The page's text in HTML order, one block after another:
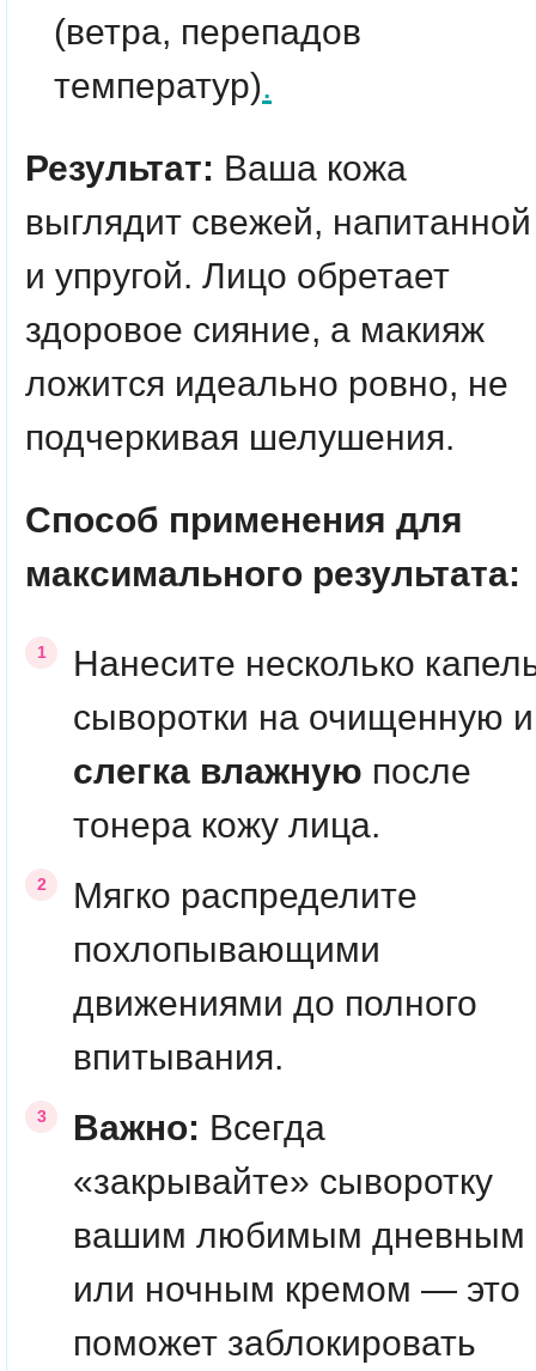
(ветра, перепадов
температур).
Результат: Ваша кожа
выглядит свежей, напитанной
и упругой. Лицо обретает
здоровое сияние, а макияж
ложится идеально ровно, не
подчеркивая шелушения.
Способ применения для
максимального результата:
Нанесите несколько
сыворотки на очищенную и
слегка влажную после
тонера кожу лица.
Мягко распределите
похлопывающими
движениями до полного
впитывания.
Важно: Всегда
«закрывайте» сыворотку
вашим любимым дневным
или ночным кремом — это
поможет заблокировать